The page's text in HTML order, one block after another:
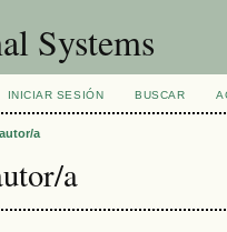
Systems
INICIAR SESIÓN BUSCAR
a
a